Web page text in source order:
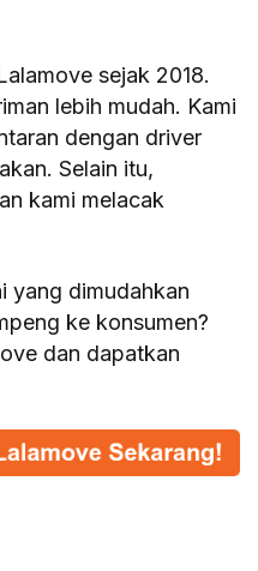
sejak 2018.
lebih mudah. Kami
dengan driver
Selain itu,
kami melacak
yang dimudahkan
ke konsumen?
dan dapatkan